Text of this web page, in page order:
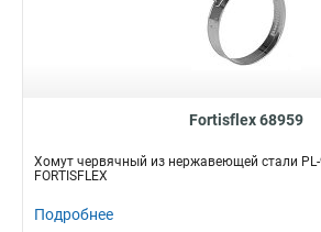
Fortisflex 68959
Хомут червячный из нержавеющей стали
FORTISFLEX
Подробнее